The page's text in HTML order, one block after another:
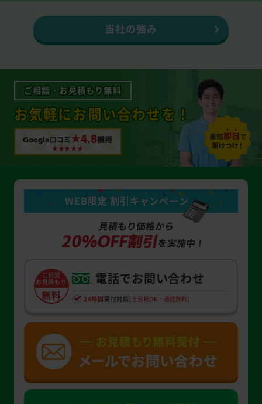
当社の強み
ご相談・お見積もり無料
お気軽にお問い合わせを！
Google口コミ ★4.8獲得
WEB限定 割引キャンペーン
見積もり価格から
20%OFF割引を実施中！
ご相談
お見積もり
無料
電話でお問い合わせ
24時間 受付対応 [土日祝OK・通話無料]